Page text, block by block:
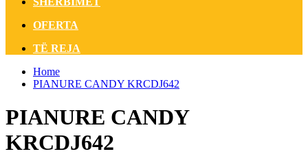
OFERTA
TË REJA
Home
PIANURE CANDY KRCDJ642
PIANURE CANDY
KRCDJ642